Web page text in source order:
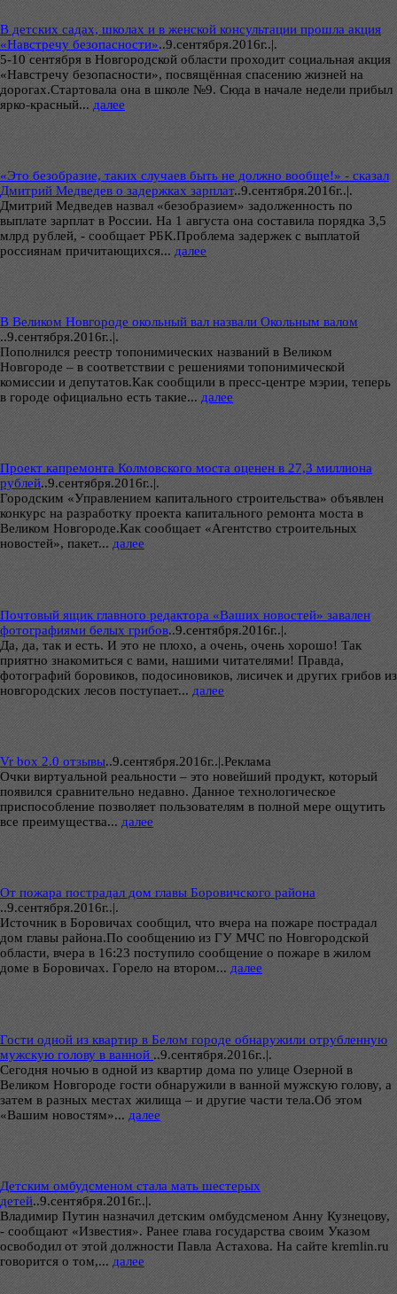
В детских садах, школах и в женской консультации прошла акция
«Навстречу безопасности»..9.сентября.2016г..|.
5-10 сентября в Новгородской области проходит социальная акция
«Навстречу безопасности», посвящённая спасению жизней на
дорогах.Стартовала она в школе №9. Сюда в начале недели прибыл
ярко-красный... далее
«Это безобразие, таких случаев быть не должно вообще!» - сказал
Дмитрий Медведев о задержках зарплат..9.сентября.2016г..|.
Дмитрий Медведев назвал «безобразием» задолженность по
выплате зарплат в России. На 1 августа она составила порядка 3,5
млрд рублей, - сообщает РБК.Проблема задержек с выплатой
россиянам причитающихся... далее
В Великом Новгороде окольный вал назвали Окольным валом
..9.сентября.2016г..|.
Пополнился реестр топонимических названий в Великом
Новгороде – в соответствии с решениями топонимической
комиссии и депутатов.Как сообщили в пресс-центре мэрии, теперь
в городе официально есть такие... далее
Проект капремонта Колмовского моста оценен в 27,3 миллиона
рублей..9.сентября.2016г..|.
Городским «Управлением капитального строительства» объявлен
конкурс на разработку проекта капитального ремонта моста в
Великом Новгороде.Как сообщает «Агентство строительных
новостей», пакет... далее
Почтовый ящик главного редактора «Ваших новостей» завален
фотографиями белых грибов..9.сентября.2016г..|.
Да, да, так и есть. И это не плохо, а очень, очень хорошо! Так
приятно знакомиться с вами, нашими читателями! Правда,
фотографий боровиков, подосиновиков, лисичек и других грибов из
новгородских лесов поступает... далее
Vr box 2.0 отзывы..9.сентября.2016г..|.Реклама
Очки виртуальной реальности – это новейший продукт, который
появился сравнительно недавно. Данное технологическое
приспособление позволяет пользователям в полной мере ощутить
все преимущества... далее
От пожара пострадал дом главы Боровичского района
..9.сентября.2016г..|.
Источник в Боровичах сообщил, что вчера на пожаре пострадал
дом главы района.По сообщению из ГУ МЧС по Новгородской
области, вчера в 16:23 поступило сообщение о пожаре в жилом
доме в Боровичах. Горело на втором... далее
Гости одной из квартир в Белом городе обнаружили отрубленную
мужскую голову в ванной ..9.сентября.2016г..|.
Сегодня ночью в одной из квартир дома по улице Озерной в
Великом Новгороде гости обнаружили в ванной мужскую голову, а
затем в разных местах жилища – и другие части тела.Об этом
«Вашим новостям»... далее
Детским омбудсменом стала мать шестерых
детей..9.сентября.2016г..|.
Владимир Путин назначил детским омбудсменом Анну Кузнецову,
- сообщают «Известия». Ранее глава государства своим Указом
освободил от этой должности Павла Астахова. На сайте kremlin.ru
говорится о том,... далее